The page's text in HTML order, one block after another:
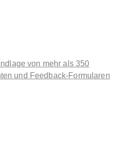
von mehr als 350
und Feedback-Formularen